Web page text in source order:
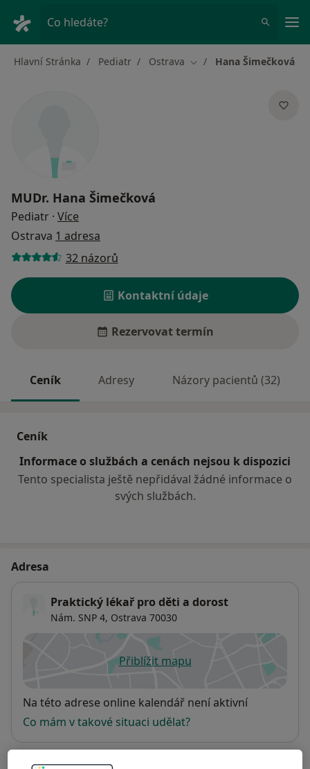
Co hledáte?
Hlavní Stránka Pediatr Ostrava Změna města
Hana Šimečková
MUDr. Hana Šimečková
Pediatr · Více
Ostrava 1 adresa
32 názorů
Kontaktní údaje
Rezervovat termín
Ceník Adresy Názory pacientů (32)
Ceník
Informace o službách a cenách nejsou k dispozici
Tento specialista ještě nepřidával žádné informace o
svých službách.
Adresa
Praktický lékař pro děti a dorost
Nám. SNP 4, Ostrava 70030
Přiblížit mapuse otevře v nové záložce
Dostupnost
Na této adrese online kalendář není aktivní
Co mám v takové situaci udělat?
Způsoby platby (soukromé návštěvy)